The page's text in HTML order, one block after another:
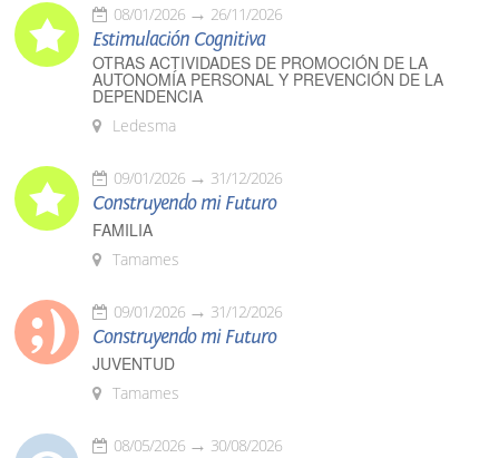
08/01/2026 26/11/2026
Estimulación Cognitiva
OTRAS ACTIVIDADES DE PROMOCIÓN DE LA
AUTONOMÍA PERSONAL Y PREVENCIÓN DE LA
DEPENDENCIA
Ledesma
09/01/2026 31/12/2026
Construyendo mi Futuro
FAMILIA
Tamames
09/01/2026 31/12/2026
Construyendo mi Futuro
JUVENTUD
Tamames
08/05/2026 30/08/2026